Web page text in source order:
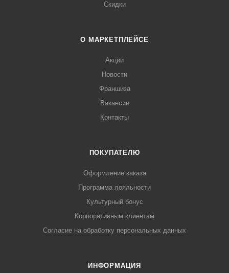
Скидки
О МАРКЕТПЛЕЙСЕ
Акции
Новости
Франшиза
Вакансии
Контакты
ПОКУПАТЕЛЮ
Оформление заказа
Программа лояльности
Культурный бонус
Корпоративным клиентам
Согласие на обработку персональных данных
ИНФОРМАЦИЯ